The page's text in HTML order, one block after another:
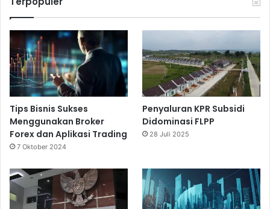
Tips Bisnis Sukses
Menggunakan Broker
Forex dan Aplikasi Trading
7 Oktober 2024
Penyaluran KPR Subsidi
Didominasi FLPP
28 Juli 2025